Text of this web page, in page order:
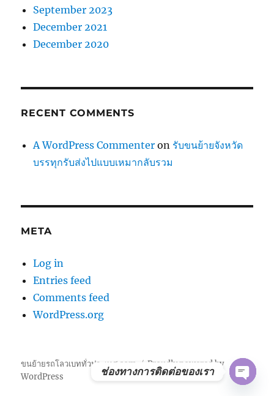
September 2023
December 2021
December 2020
RECENT COMMENTS
A WordPress Commenter on รับขนย้ายจังหวัด
บรรทุกรับส่งไปแบบเหมากลับรวม
META
Log in
Entries feed
Comments feed
WordPress.org
ขนย้ายรถโลวเบททั่วประเทศ.com
Proudly powered by
WordPress
ช่องทางการติดต่อของเรา
OPEN